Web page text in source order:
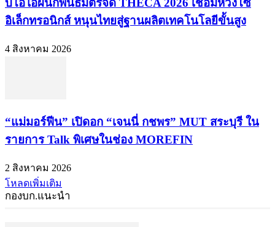
บีโอไอผนึกพันธมิตรจัด THECA 2026 เชื่อมห่วงโซ่
อิเล็กทรอนิกส์ หนุนไทยสู่ฐานผลิตเทคโนโลยีขั้นสูง
4 สิงหาคม 2026
“แม่มอร์ฟีน” เปิดอก “เจนนี่ กชพร” MUT สระบุรี ใน
รายการ Talk พิเศษในช่อง MOREFIN
2 สิงหาคม 2026
โหลดเพิ่มเติม
กองบก.แนะนำ